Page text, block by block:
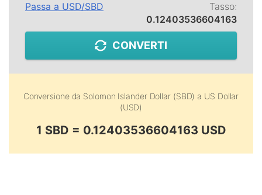
Passa a USD/SBD
Tasso:
0.12403536604163
CONVERTI
Conversione da Solomon Islander Dollar (SBD) a US Dollar
(USD)
1 SBD = 0.12403536604163 USD